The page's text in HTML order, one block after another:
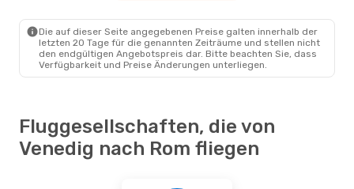
Die auf dieser Seite angegebenen Preise galten innerhalb der
letzten 20 Tage für die genannten Zeiträume und stellen nicht
den endgültigen Angebotspreis dar. Bitte beachten Sie, dass
Verfügbarkeit und Preise Änderungen unterliegen.
Fluggesellschaften, die von
Venedig nach Rom fliegen